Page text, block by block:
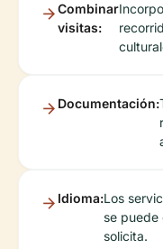
Combinar
visitas:
Documentación:
Idioma:Los
se puede
solicita.